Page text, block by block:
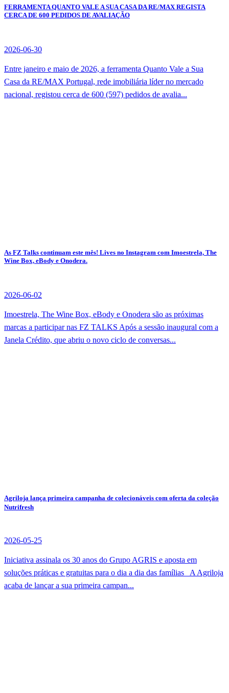
FERRAMENTA QUANTO VALE A SUA CASA DA RE/MAX REGISTA
CERCA DE 600 PEDIDOS DE AVALIAÇÃO
2026-06-30
Entre janeiro e maio de 2026, a ferramenta Quanto Vale a Sua
Casa da RE/MAX Portugal, rede imobiliária líder no mercado
nacional, registou cerca de 600 (597) pedidos de avalia...
As FZ Talks continuam este mês! Lives no Instagram com Imoestrela, The
Wine Box, eBody e Onodera.
2026-06-02
Imoestrela, The Wine Box, eBody e Onodera são as próximas
marcas a participar nas FZ TALKS Após a sessão inaugural com a
Janela Crédito, que abriu o novo ciclo de conversas...
Agriloja lança primeira campanha de colecionáveis com oferta da coleção
Nutrifresh
2026-05-25
Iniciativa assinala os 30 anos do Grupo AGRIS e aposta em
soluções práticas e gratuitas para o dia a dia das famílias A Agriloja
acaba de lançar a sua primeira campan...